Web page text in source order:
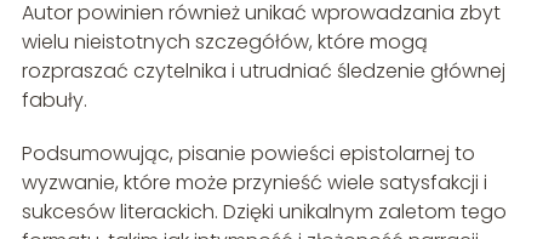
Autor powinien również unikać wprowadzania zbyt
wielu nieistotnych szczegółów, które mogą
rozpraszać czytelnika i utrudniać śledzenie głównej
fabuły.
Podsumowując, pisanie powieści epistolarnej to
wyzwanie, które może przynieść wiele satysfakcji i
sukcesów literackich. Dzięki unikalnym zaletom tego